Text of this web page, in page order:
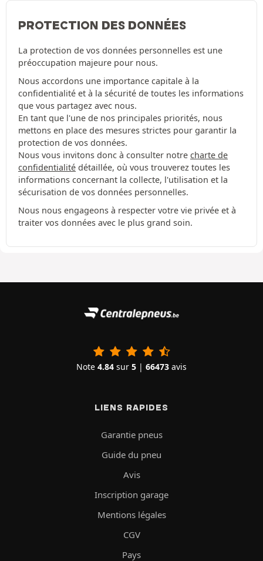
PROTECTION DES DONNÉES
La protection de vos données personnelles est une
préoccupation majeure pour nous.
Nous accordons une importance capitale à la
confidentialité et à la sécurité de toutes les informations
que vous partagez avec nous.
En tant que l'une de nos principales priorités, nous
mettons en place des mesures strictes pour garantir la
protection de vos données.
Nous vous invitons donc à consulter notre charte de
confidentialité détaillée, où vous trouverez toutes les
informations concernant la collecte, l'utilisation et la
sécurisation de vos données personnelles.
Nous nous engageons à respecter votre vie privée et à
traiter vos données avec le plus grand soin.
Note 4.84 sur 5 | 66473 avis
LIENS RAPIDES
Garantie pneus
Guide du pneu
Avis
Inscription garage
Mentions légales
CGV
Pays